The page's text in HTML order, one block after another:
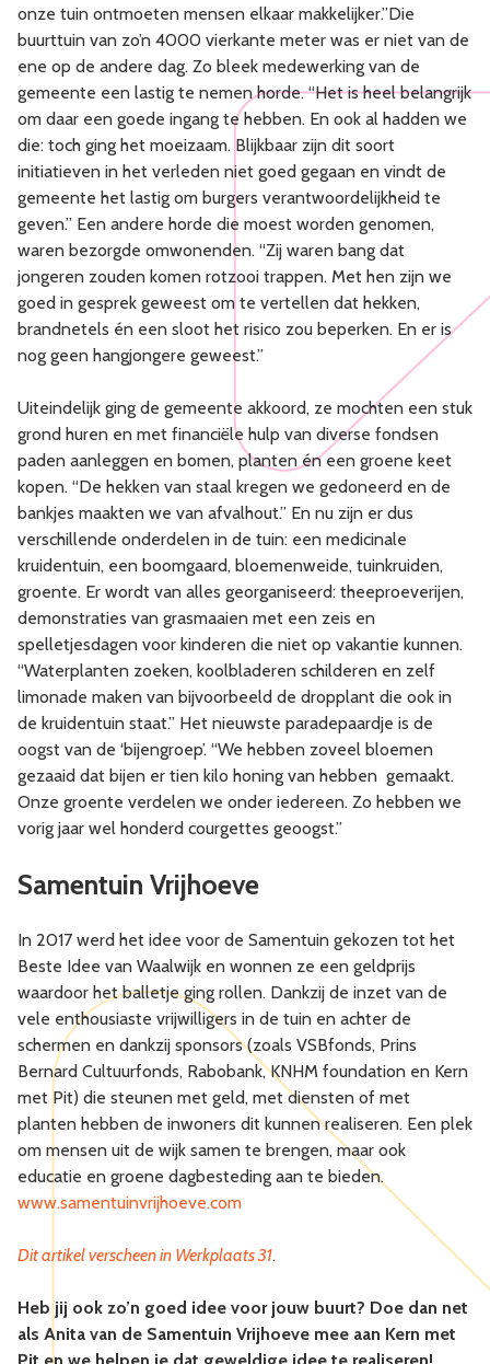
onze tuin ontmoeten mensen elkaar makkelijker.”Die
buurttuin van zo’n 4000 vierkante meter was er niet van de
ene op de andere dag. Zo bleek medewerking van de
gemeente een lastig te nemen horde. “Het is heel belangrijk
om daar een goede ingang te hebben. En ook al hadden we
die: toch ging het moeizaam. Blijkbaar zijn dit soort
initiatieven in het verleden niet goed gegaan en vindt de
gemeente het lastig om burgers verantwoordelijkheid te
geven.” Een andere horde die moest worden genomen,
waren bezorgde omwonenden. “Zij waren bang dat
jongeren zouden komen rotzooi trappen. Met hen zijn we
goed in gesprek geweest om te vertellen dat hekken,
brandnetels én een sloot het risico zou beperken. En er is
nog geen hangjongere geweest.”
Uiteindelijk ging de gemeente akkoord, ze mochten een stuk
grond huren en met financiële hulp van diverse fondsen
paden aanleggen en bomen, planten én een groene keet
kopen. “De hekken van staal kregen we gedoneerd en de
bankjes maakten we van afvalhout.” En nu zijn er dus
verschillende onderdelen in de tuin: een medicinale
kruidentuin, een boomgaard, bloemenweide, tuinkruiden,
groente. Er wordt van alles georganiseerd: theeproeverijen,
demonstraties van grasmaaien met een zeis en
spelletjesdagen voor kinderen die niet op vakantie kunnen.
“Waterplanten zoeken, koolbladeren schilderen en zelf
limonade maken van bijvoorbeeld de dropplant die ook in
de kruidentuin staat.” Het nieuwste paradepaardje is de
oogst van de ‘bijengroep’. “We hebben zoveel bloemen
gezaaid dat bijen er tien kilo honing van hebben gemaakt.
Onze groente verdelen we onder iedereen. Zo hebben we
vorig jaar wel honderd courgettes geoogst.”
Samentuin Vrijhoeve
In 2017 werd het idee voor de Samentuin gekozen tot het
Beste Idee van Waalwijk en wonnen ze een geldprijs
waardoor het balletje ging rollen. Dankzij de inzet van de
vele enthousiaste vrijwilligers in de tuin en achter de
schermen en dankzij sponsors (zoals VSBfonds, Prins
Bernard Cultuurfonds, Rabobank, KNHM foundation en Kern
met Pit) die steunen met geld, met diensten of met
planten hebben de inwoners dit kunnen realiseren. Een plek
om mensen uit de wijk samen te brengen, maar ook
educatie en groene dagbesteding aan te bieden.
www.samentuinvrijhoeve.com
Dit artikel verscheen in Werkplaats 31.
Heb jij ook zo’n goed idee voor jouw buurt? Doe dan net
als Anita van de Samentuin Vrijhoeve mee aan Kern met